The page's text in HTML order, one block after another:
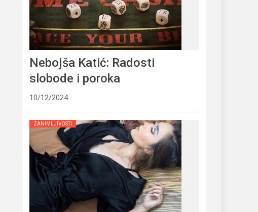
Nebojša Katić: Radosti
slobode i poroka
10/12/2024
ZANIMLJIVOSTI